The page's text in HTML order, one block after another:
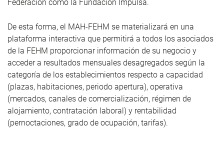
Federación como la Fundación Impulsa.
De esta forma, el MAH-FEHM se materializará en una
plataforma interactiva que permitirá a todos los asociados
de la FEHM proporcionar información de su negocio y
acceder a resultados mensuales desagregados según la
categoría de los establecimientos respecto a capacidad
(plazas, habitaciones, periodo apertura), operativa
(mercados, canales de comercialización, régimen de
alojamiento, contratación laboral) y rentabilidad
(pernoctaciones, grado de ocupación, tarifas).